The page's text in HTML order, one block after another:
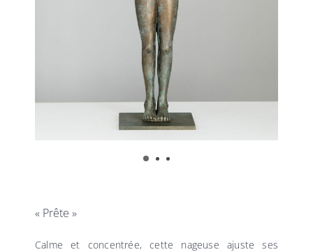
« Prête »
Calme et concentrée, cette nageuse ajuste ses